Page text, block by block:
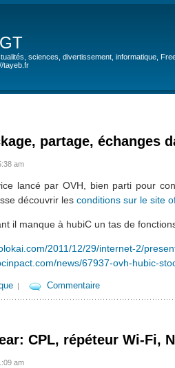
sciences, divertissement, informatique,
tayeb.fr
partage, échanges
am
lancé par OVH, bien parti pour
découvrir lesconditions sur le site
il manque à hubiC un tas de
2011/12/29/internet-2/
news/67937-ovh-hubic-
Commentaire
CPL, répéteur Wi-Fi,
am